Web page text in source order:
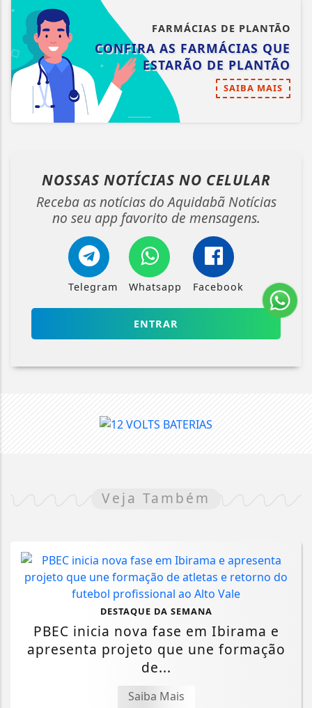
FARMÁCIAS DE PLANTÃO
CONFIRA AS FARMÁCIAS QUE
ESTARÃO DE PLANTÃO
SAIBA MAIS
NOSSAS NOTÍCIAS NO CELULAR
Receba as notícias do Aquidabã Notícias
no seu app favorito de mensagens.
Telegram Whatsapp Facebook
ENTRAR
Veja Também
DESTAQUE DA SEMANA
PBEC inicia nova fase em Ibirama e
apresenta projeto que une formação
de...
Saiba Mais